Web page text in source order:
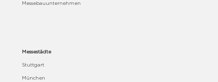
Messebauunternehmen
Messestädte
Stuttgart
München